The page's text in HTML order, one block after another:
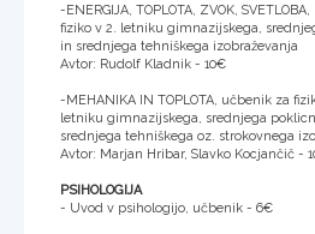
-ENERGIJA, TOPLOTA, ZVOK,
fiziko v 2. letniku gimnazijskega,
in srednjega tehniškega izobraževanja
Avtor: Rudolf Kladnik - 10€
-MEHANIKA IN TOPLOTA, učbenik za
letniku gimnazijskega, srednjega
srednjega tehniškega oz. strokovnega
Avtor: Marjan Hribar, Slavko Kocjančič -
PSIHOLOGIJA
- Uvod v psihologijo, učbenik - 6€